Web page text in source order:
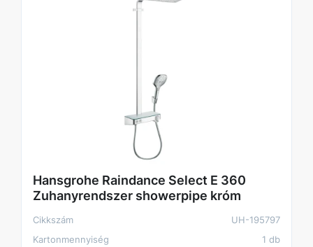
Hansgrohe Raindance Select E 360
Zuhanyrendszer showerpipe króm
Cikkszám
UH-195797
Kartonmennyiség
1 db